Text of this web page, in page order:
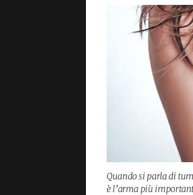
Quando si parla di
è l’arma più